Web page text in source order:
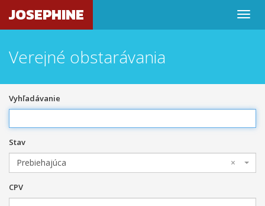
JOSEPHINE
Verejné obstarávania
Vyhľadávanie
Stav
×
Prebiehajúca
CPV